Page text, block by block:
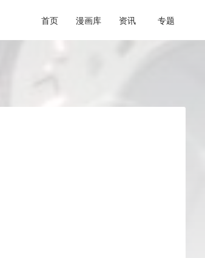
首页 漫画库 资讯 专题